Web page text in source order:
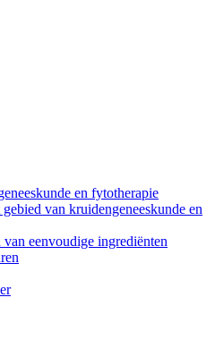
en fytotherapie
van kruidengeneeskunde en
eenvoudige ingrediënten